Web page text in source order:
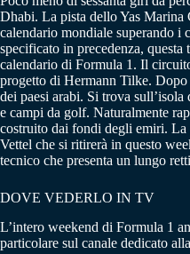
Dhabi. La pista dello Yas
calendario mondiale superando i
specificato in precedenza, questa
calendario di Formula 1. Il
progetto di Hermann Tilke.
dei paesi arabi. Si trova
e campi da golf. Naturalmente
costruito dai fondi degli emiri. La
Vettel che si ritirerà in questo
tecnico che presenta un lungo
DOVE VEDERLO IN TV
L’intero weekend di Formula 1
particolare sul canale dedicato